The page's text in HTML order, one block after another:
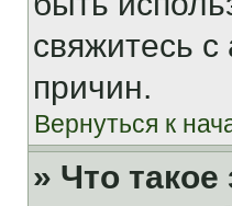
свяжитесь
причин.
Вернуться к
» Что такое